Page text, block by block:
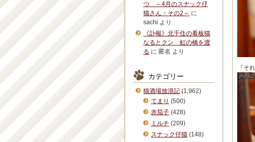
『そ
つ ～4月のスナック仔
猫さん・その2～ に
sachi より
《訃報》北千住の看板猫
なるとクン 虹の橋を渡
る に 匿名 より
カテゴリー
猫酒場放浪記 (1,962)
てまり (500)
赤茄子 (428)
ミルチ (209)
スナック仔猫 (148)